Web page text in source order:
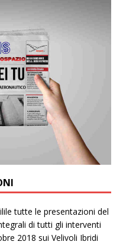
tutte le presentazioni del
di tutti gli interventi
2018 sui Velivoli Ibridi